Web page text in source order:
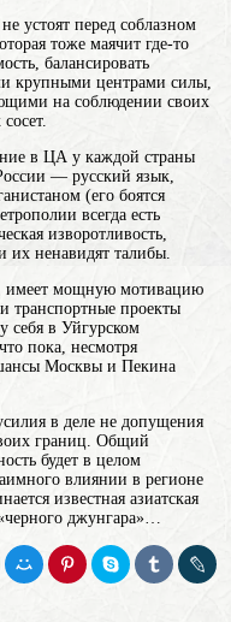
устоят перед соблазном
тоже маячит где-то
балансировать
крупными центрами силы,
на соблюдении своих
в ЦА у каждой страны
— русский язык,
(его боятся
всегда есть
изворотливость,
их ненавидят талибы.
имеет мощную мотивацию
транспортные проекты
себя в Уйгурском
пока, несмотря
Москвы и Пекина
в деле не допущения
границ. Общий
будет в целом
влиянии в регионе
известная азиатская
джунгара»…